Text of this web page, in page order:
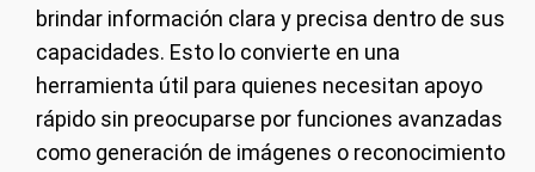
brindar información clara y precisa dentro de sus
capacidades. Esto lo convierte en una
herramienta útil para quienes necesitan apoyo
rápido sin preocuparse por funciones avanzadas
como generación de imágenes o reconocimiento